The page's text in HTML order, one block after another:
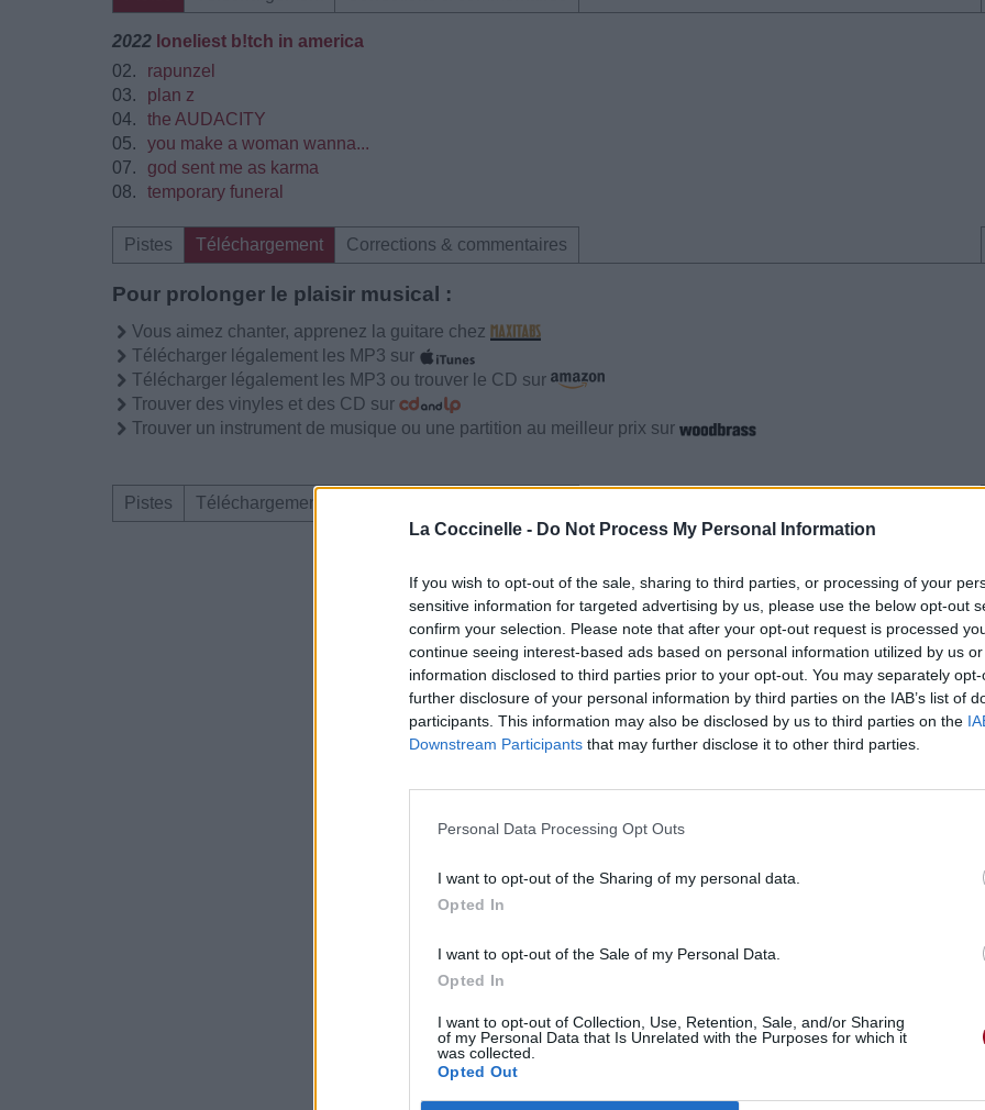
La Coccinelle - Do Not Process My Personal Information
If you wish to opt-out of the sale, sharing to third parties, or processing of your
sensitive information for targeted advertising by us, please use the below opt-out
confirm your selection. Please note that after your opt-out request is processed
continue seeing interest-based ads based on personal information utilized by us
information disclosed to third parties prior to your opt-out. You may separately
further disclosure of your personal information by third parties on the IAB’s list of
participants. This information may also be disclosed by us to third parties on the
Downstream Participants that may further disclose it to other third parties.
Personal Data Processing Opt Outs
I want to opt-out of the Sharing of my personal data.
Opted In
I want to opt-out of the Sale of my Personal Data.
Opted In
I want to opt-out of Collection, Use, Retention, Sale, and/or Sharing
of my Personal Data that Is Unrelated with the Purposes for which it
was collected.
Opted Out
2022 loneliest b!tch in america
02.
rapunzel
03.
plan z
04.
the AUDACITY
05.
you make a woman wanna...
07.
god sent me as karma
08.
temporary funeral
Pistes Téléchargement Corrections & commentaires
Pour prolonger le plaisir musical :
Vous aimez chanter, apprenez la guitare chez
Télécharger légalement les MP3 sur
Télécharger légalement les MP3 ou trouver le CD sur
Trouver des vinyles et des CD sur
Trouver un instrument de musique ou une partition au meilleur prix sur
Pistes Téléchargement